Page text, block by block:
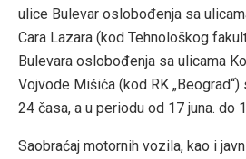
ulice Bulevar oslobođenja sa
Cara Lazara (kod Tehnološkog
Bulevara oslobođenja sa ulicama
Vojvode Mišića (kod RK
24 časa, a u periodu od 17 juna. do
Saobraćaj motornih vozila, kao i